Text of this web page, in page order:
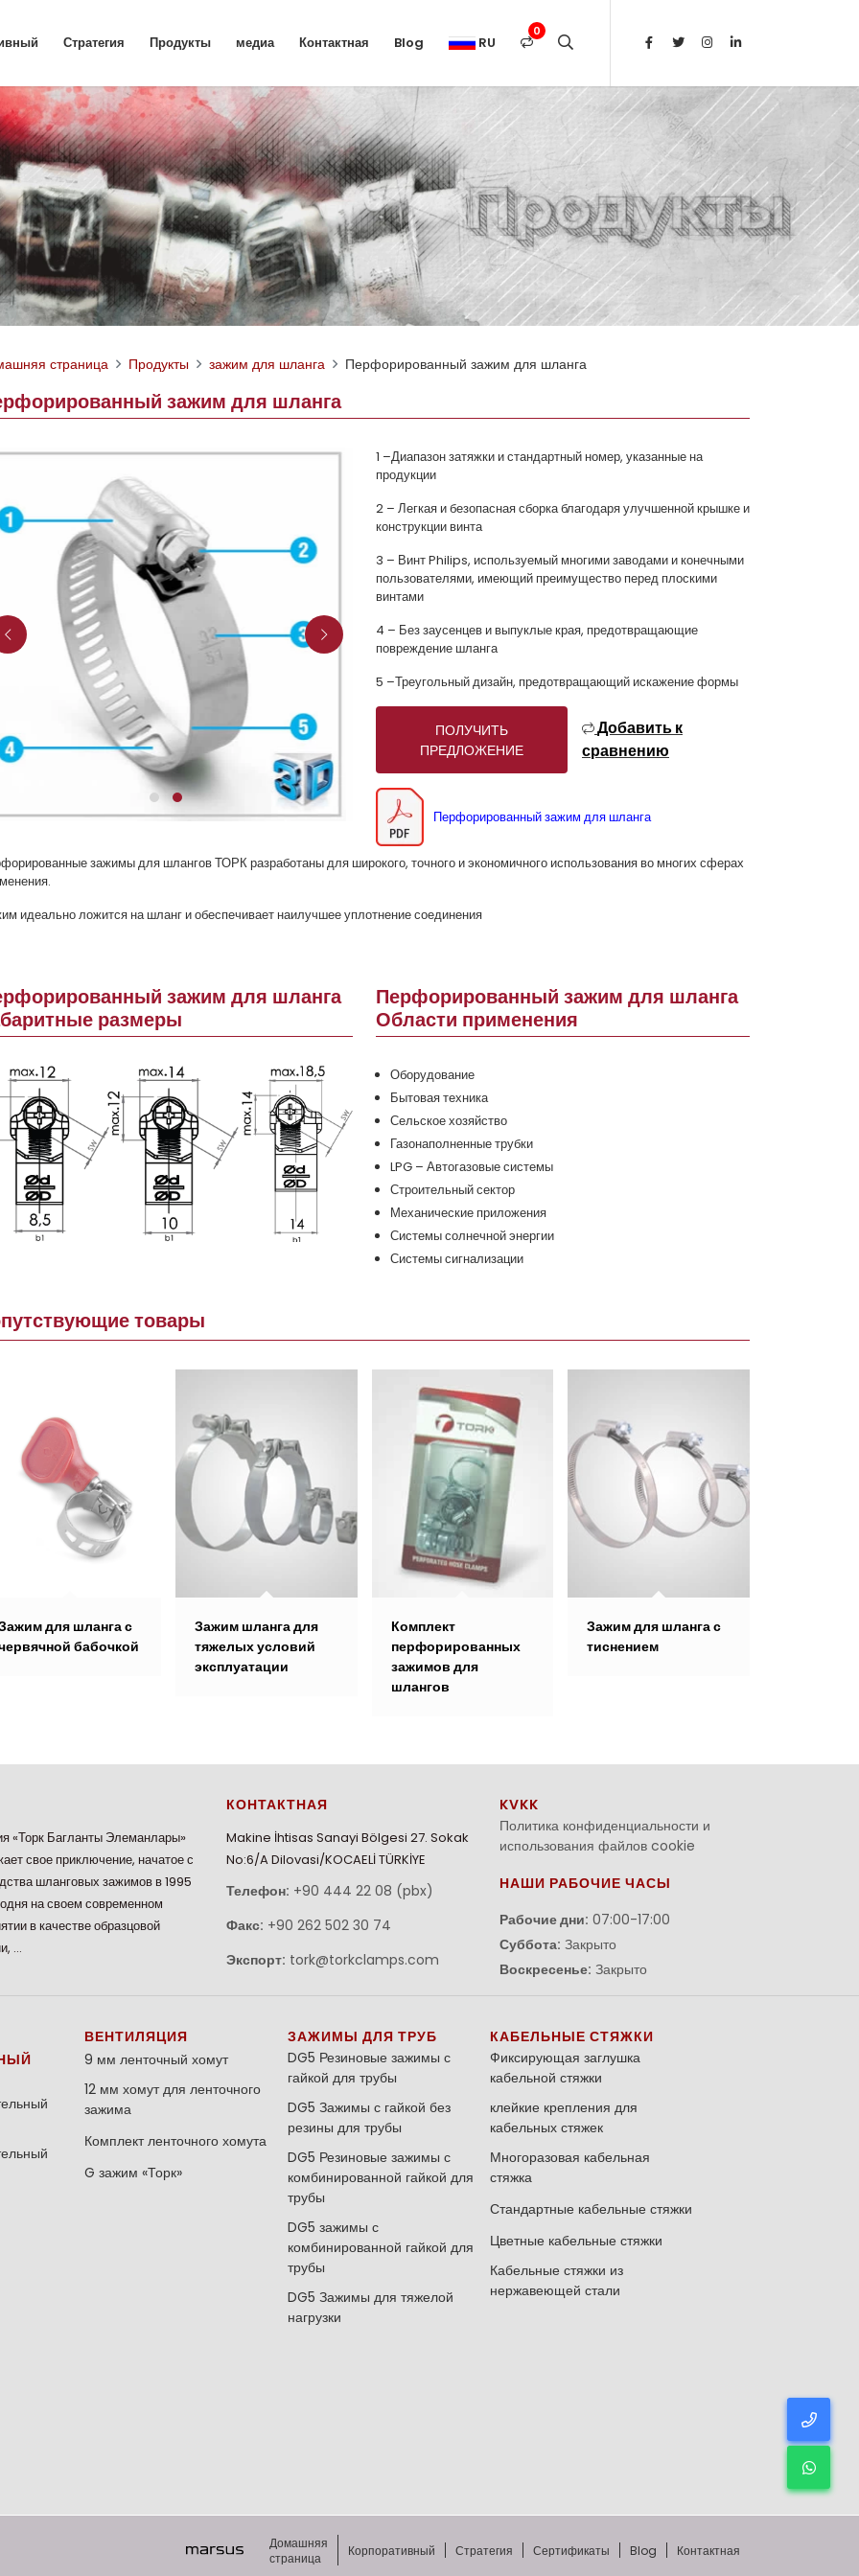
Стратегия Продукты медиа Контактная Blog RU
0
страница Продукты зажим для шланга Перфорированный зажим для шланга
зажим для шланга
1 –Диапазон затяжки и стандартный номер, указанные на
продукции
2 – Легкая и безопасная сборка благодаря улучшенной крышке и
конструкции винта
3 – Винт Philips, используемый многими заводами и конечными
пользователями, имеющий преимущество перед плоскими
винтами
4 – Без заусенцев и выпуклые края, предотвращающие
повреждение шланга
5 –Треугольный дизайн, предотвращающий искажение формы
ПОЛУЧИТЬ
ПРЕДЛОЖЕНИЕ
Добавить к
сравнению
Перфорированный зажим для шланга
зажимы для шлангов ТОРК разработаны для широкого, точного и экономичного использования во многих сферах
идеально ложится на шланг и обеспечивает наилучшее уплотнение соединения
зажим для шланга
размеры
Перфорированный зажим для шланга
Области применения
Оборудование
Бытовая техника
Сельское хозяйство
Газонаполненные трубки
LPG – Автогазовые системы
Строительный сектор
Механические приложения
Системы солнечной энергии
Системы сигнализации
товары
для шланга с
бабочкой
Зажим шланга для
тяжелых условий
эксплуатации
Комплект
перфорированных
зажимов для
шлангов
Зажим для шланга с
тиснением
«Торк Багланты Элеманлары»
свое приключение, начатое с
шланговых зажимов в 1995
на своем современном
в качестве образцовой
…
КОНТАКТНАЯ
Makine İhtisas Sanayi Bölgesi 27. Sokak
No:6/A Dilovasi/KOCAELİ TÜRKİYE
Телефон: +90 444 22 08 (pbx)
Факс: +90 262 502 30 74
Экспорт: tork@torkclamps.com
KVKK
Политика конфиденциальности и
использования файлов cookie
НАШИ РАБОЧИЕ ЧАСЫ
Рабочие дни: 07:00-17:00
Суббота: Закрыто
Воскресенье: Закрыто
ВЕНТИЛЯЦИЯ
9 мм ленточный хомут
12 мм хомут для ленточного
зажима
Комплект ленточного хомута
G зажим «Торк»
ЗАЖИМЫ ДЛЯ ТРУБ
DG5 Резиновые зажимы с
гайкой для трубы
DG5 Зажимы с гайкой без
резины для трубы
DG5 Резиновые зажимы с
комбинированной гайкой для
трубы
DG5 зажимы с
комбинированной гайкой для
трубы
DG5 Зажимы для тяжелой
нагрузки
КАБЕЛЬНЫЕ СТЯЖКИ
Фиксирующая заглушка
кабельной стяжки
клейкие крепления для
кабельных стяжек
Многоразовая кабельная
стяжка
Стандартные кабельные стяжки
Цветные кабельные стяжки
Кабельные стяжки из
нержавеющей стали
Домашняя
страница
Корпоративный Стратегия Сертификаты Blog Контактная